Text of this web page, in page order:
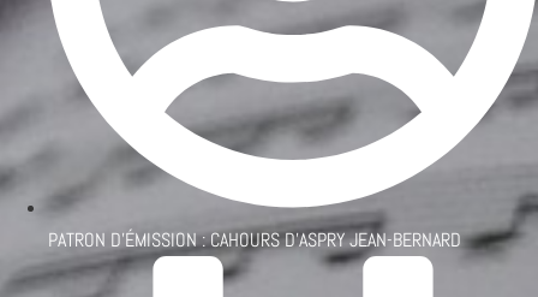
PATRON D'ÉMISSION :CAHOURS D'ASPRY JEAN-BERNARD